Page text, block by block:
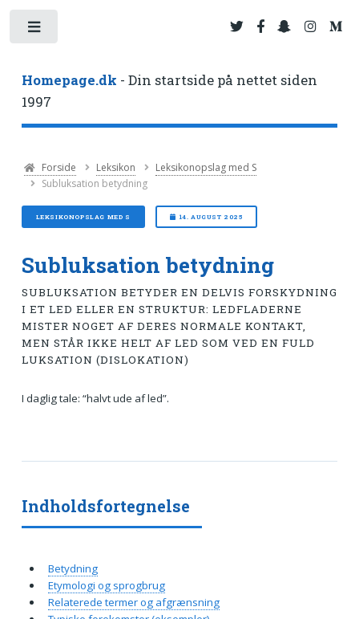
Homepage.dk - Din startside på nettet siden
1997
Forside Leksikon
Leksikonopslag med S
Subluksation betydning
LEKSIKONOPSLAG MED S 14. AUGUST 2025
Subluksation betydning
SUBLUKSATION BETYDER EN DELVIS FORSKYDNING
I ET LED ELLER EN STRUKTUR: LEDFLADERNE
MISTER NOGET AF DERES NORMALE KONTAKT,
MEN STÅR IKKE HELT AF LED SOM VED EN FULD
LUKSATION (DISLOKATION)
I daglig tale: “halvt ude af led”.
Indholdsfortegnelse
Betydning
Etymologi og sprogbrug
Relaterede termer og afgrænsning